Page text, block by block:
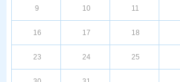
9 10 11
16 17 18
23 24 25